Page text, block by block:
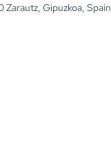
Zarautz, Gipuzkoa, Spain